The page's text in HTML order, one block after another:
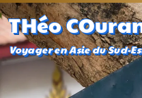
THéo
Voyager en Asie du Sud-